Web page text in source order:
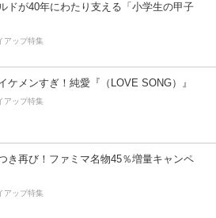
ドが40年にわたり支える「小学生の甲子
アップ特集
ケメンすぎ！純愛『（LOVE SONG）』
アップ特集
き再び！ファミマ名物45％増量キャンペ
アップ特集